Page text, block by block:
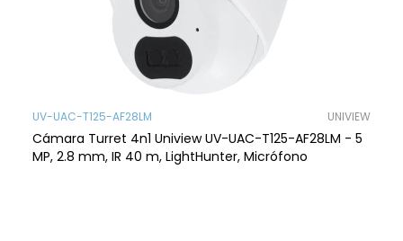
UV-UAC-T125-AF28LM UNIVIEW
Cámara Turret 4n1 Uniview UV-UAC-T125-AF28LM - 5
MP, 2.8 mm, IR 40 m, LightHunter, Micrófono